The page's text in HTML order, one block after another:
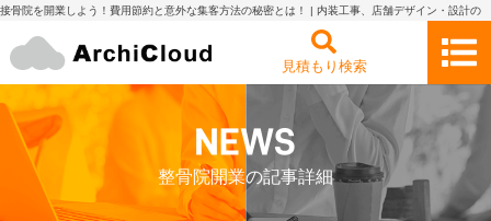
接骨院を開業しよう！費用節約と意外な集客方法の秘密とは！ | 内装工事、店舗デザイン・設計の
見積もり検索
整骨院開業の記事詳細